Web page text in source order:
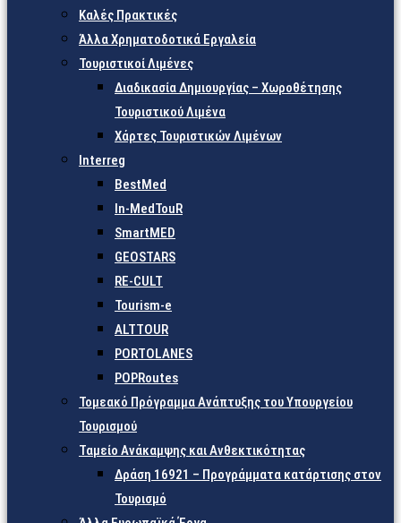
Καλές Πρακτικές
Άλλα Χρηματοδοτικά Εργαλεία
Τουριστικοί Λιμένες
Διαδικασία Δημιουργίας – Χωροθέτησης
Τουριστικού Λιμένα
Χάρτες Τουριστικών Λιμένων
Interreg
BestMed
In-MedTouR
SmartMED
GEOSTARS
RE-CULT
Tourism-e
ALTTOUR
PORTOLANES
POPRoutes
Τομεακό Πρόγραμμα Ανάπτυξης του Υπουργείου
Τουρισμού
Ταμείο Ανάκαμψης και Ανθεκτικότητας
Δράση 16921 – Προγράμματα κατάρτισης στον
Τουρισμό